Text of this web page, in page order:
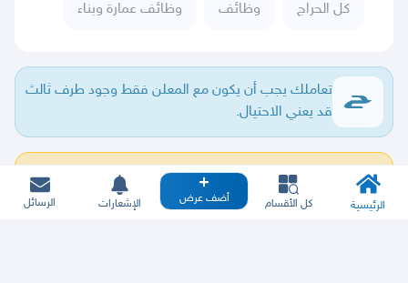
كل الحراج وظائف وظائف عمارة وبناء
تعاملك يجب أن يكون مع المعلن فقط وجود طرف ثالث
قد يعني الاحتيال.
ما لقيت عقارك؟ اطلب عقارك ولا يهمك
الرئيسية كل الأقسام أضف عرض الإشعارات الرسائل